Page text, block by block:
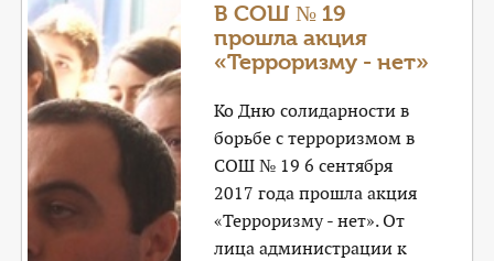
В СОШ № 19
прошла акция
«Терроризму - нет»
Ко Дню солидарности в
борьбе с терроризмом в
СОШ № 19 6 сентября
2017 года прошла акция
«Терроризму - нет». От
лица администрации к